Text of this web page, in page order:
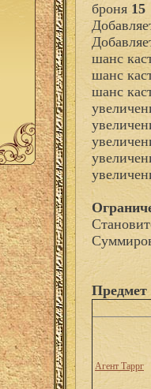
броня 15
шанс
шанс
шанс
Агент Таррг